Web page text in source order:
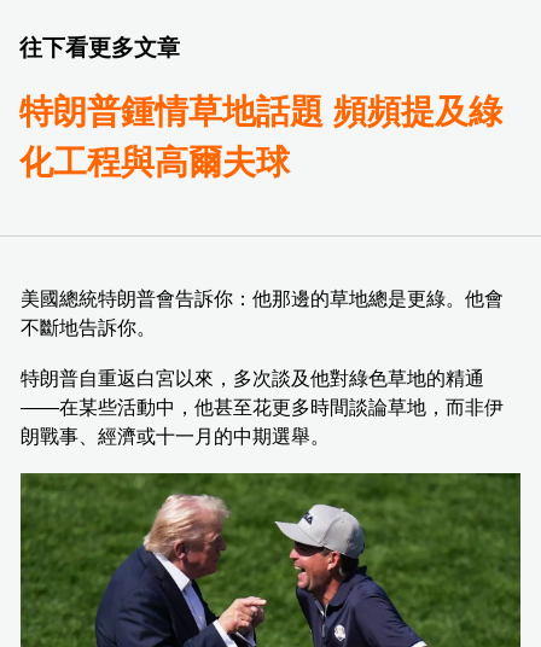
往下看更多文章
特朗普鍾情草地話題 頻頻提及綠
化工程與高爾夫球
美國總統特朗普會告訴你：他那邊的草地總是更綠。他會
不斷地告訴你。
特朗普自重返白宮以來，多次談及他對綠色草地的精通
——在某些活動中，他甚至花更多時間談論草地，而非伊
朗戰事、經濟或十一月的中期選舉。